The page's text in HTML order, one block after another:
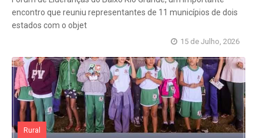
encontro que reuniu representantes de 11 municípios de dois
estados com o objet
15 de Julho, 2026
Rural